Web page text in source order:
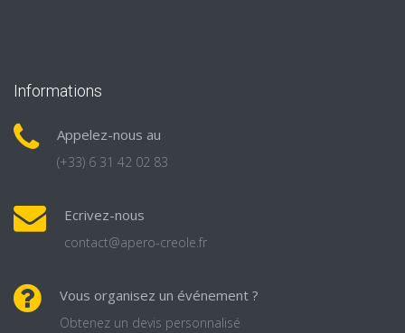
Informations
Appelez-nous au
(+33) 6 31 42 02 83
Ecrivez-nous
contact@apero-creole.fr
Vous organisez un événement ?
Obtenez un devis personnalisé